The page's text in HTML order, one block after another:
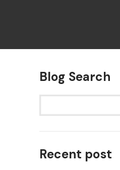
Blog Search
Recent post